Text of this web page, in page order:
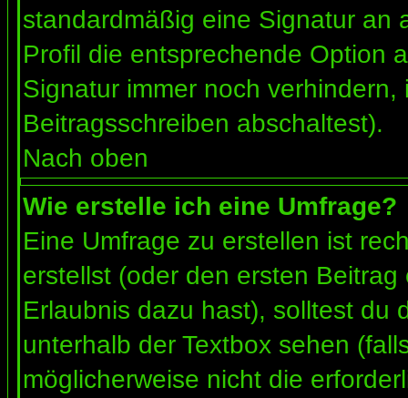
standardmäßig eine Signatur an
Profil die entsprechende Option
Signatur immer noch
Beitragsschreiben abschaltest).
Nach oben
Wie erstelle ich eine Umfrage?
Eine Umfrage zu erstellen ist
erstellst (oder den ersten
Erlaubnis dazu hast), solltest du
unterhalb der Textbox sehen
möglicherweise nicht die